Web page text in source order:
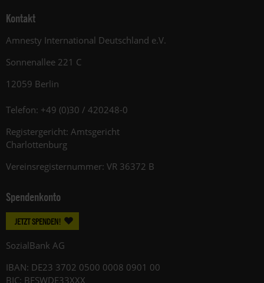
Kontakt
Amnesty International Deutschland e.V.
Sonnenallee 221 C
12059 Berlin
Telefon: +49 (0)30 / 420248-0
Registergericht: Amtsgericht
Charlottenburg
Vereinsregisternummer: VR 36372 B
Spendenkonto
JETZT SPENDEN!
SozialBank AG
IBAN: DE23 3702 0500 0008 0901 00
BIC: BFSWDE33XXX